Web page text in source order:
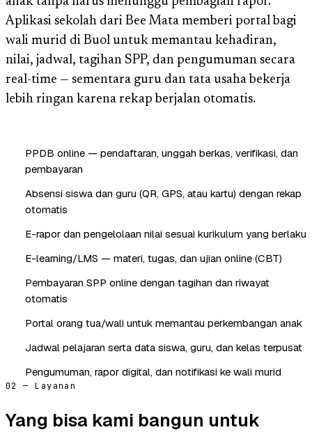
Aplikasi sekolah dari Bee Mata memberi portal bagi
wali murid di Buol untuk memantau kehadiran,
nilai, jadwal, tagihan SPP, dan pengumuman secara
real-time — sementara guru dan tata usaha bekerja
lebih ringan karena rekap berjalan otomatis.
PPDB online — pendaftaran, unggah berkas, verifikasi, dan
pembayaran
Absensi siswa dan guru (QR, GPS, atau kartu) dengan rekap
otomatis
E-rapor dan pengelolaan nilai sesuai kurikulum yang berlaku
E-learning/LMS — materi, tugas, dan ujian online (CBT)
Pembayaran SPP online dengan tagihan dan riwayat
otomatis
Portal orang tua/wali untuk memantau perkembangan anak
Jadwal pelajaran serta data siswa, guru, dan kelas terpusat
Pengumuman, rapor digital, dan notifikasi ke wali murid
02 — Layanan
Yang bisa kami bangun untuk